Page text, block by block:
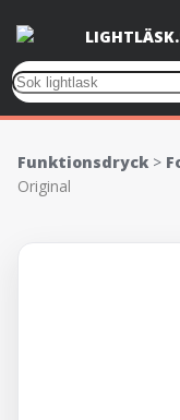
Funktionsdryck >
Original